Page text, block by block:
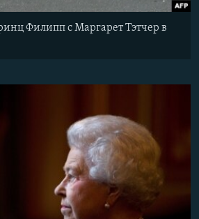
Филипп с Маргарет Тэтчер в